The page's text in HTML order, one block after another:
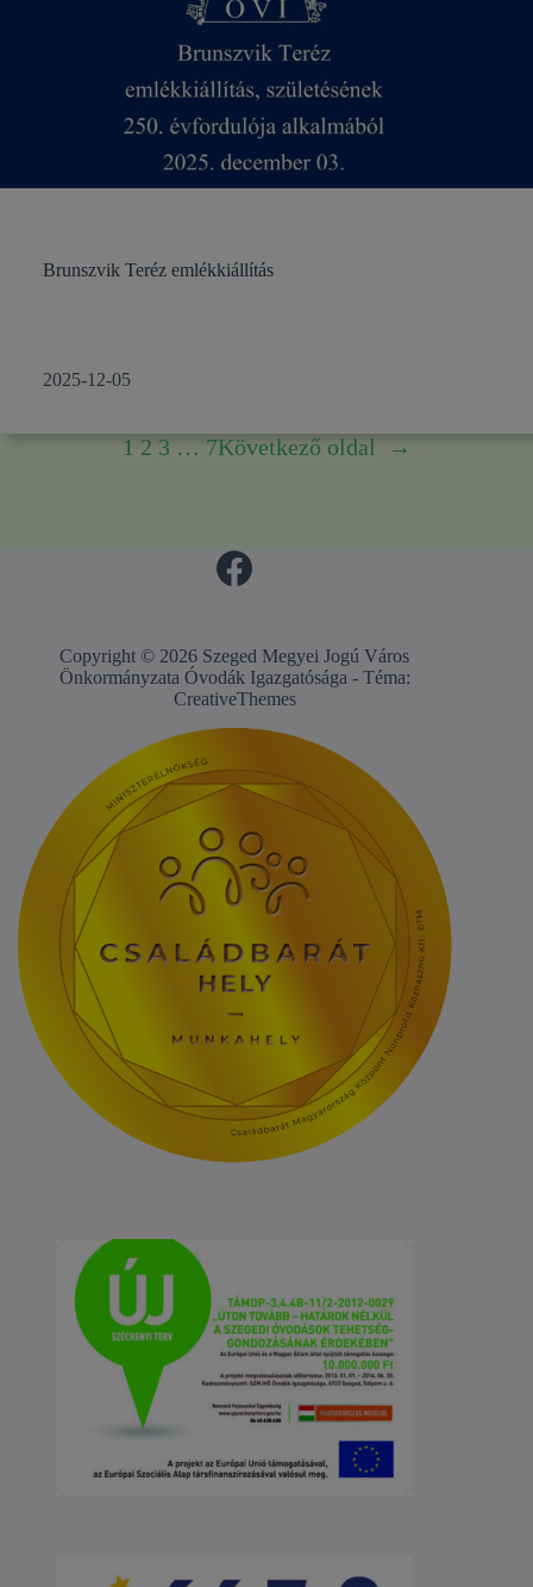
Brunszvik Teréz emlékkiállítás
2025-12-05
1 2 3 … 7Következő oldal →
Copyright © 2026 Szeged Megyei Jogú Város
Önkormányzata Óvodák Igazgatósága - Téma:
CreativeThemes